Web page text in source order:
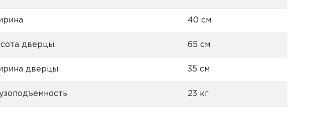
40 см
дверцы 65 см
дверцы 35 см
23 кг